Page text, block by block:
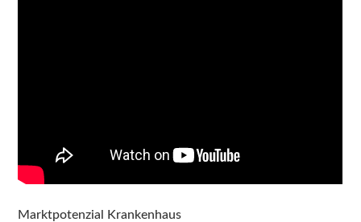
Marktpotenzial Krankenhaus